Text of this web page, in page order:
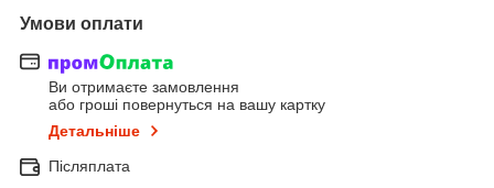
Умови оплати
Ви отримаєте замовлення
або гроші повернуться на вашу картку
Детальніше
Післяплата